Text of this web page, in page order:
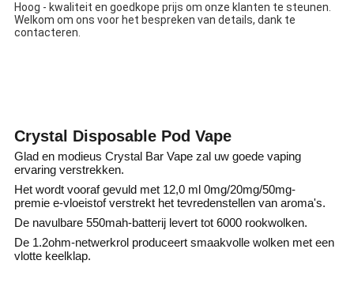
Hoog - kwaliteit en goedkope prijs om onze klanten te steunen.
Welkom om ons voor het bespreken van details, dank te
contacteren.
Crystal Disposable Pod Vape
Glad en modieus Crystal Bar Vape zal uw goede vaping
ervaring verstrekken.
Het wordt vooraf gevuld met 12,0 ml 0mg/20mg/50mg-
premie e-vloeistof verstrekt het tevredenstellen van aroma's.
De navulbare 550mah-batterij levert tot 6000 rookwolken.
De 1.2ohm-netwerkrol produceert smaakvolle wolken met een
vlotte keelklap.